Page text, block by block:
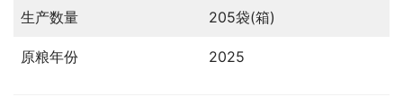
生产数量 205袋(箱)
原粮年份 2025